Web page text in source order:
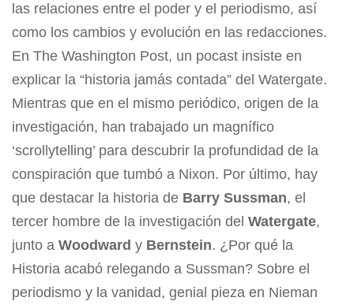
las relaciones entre el poder y el periodismo, así
como los cambios y evolución en las redacciones.
En The Washington Post, un pocast insiste en
explicar la “historia jamás contada” del Watergate.
Mientras que en el mismo periódico, origen de la
investigación, han trabajado un magnífico
‘scrollytelling’ para descubrir la profundidad de la
conspiración que tumbó a Nixon. Por último, hay
que destacar la historia de Barry Sussman, el
tercer hombre de la investigación del Watergate,
junto a Woodward y Bernstein. ¿Por qué la
Historia acabó relegando a Sussman? Sobre el
periodismo y la vanidad, genial pieza en Nieman